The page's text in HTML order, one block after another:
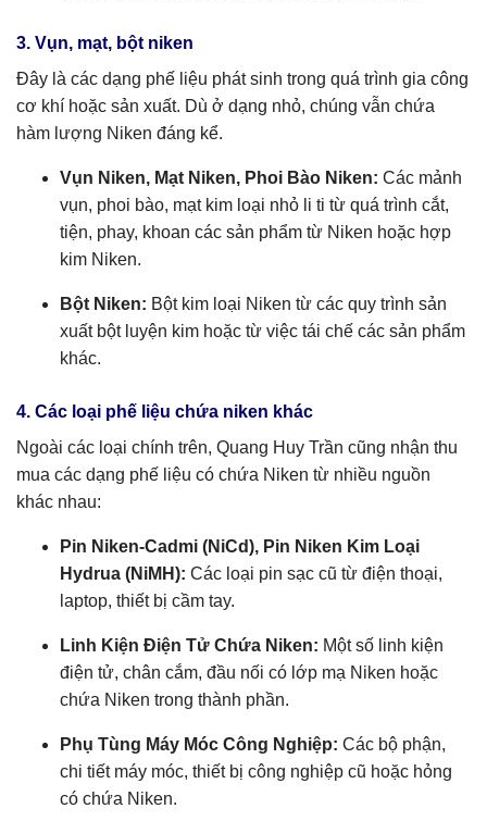
3. Vụn, mạt, bột niken
Đây là các dạng phế liệu phát sinh trong quá trình gia công
cơ khí hoặc sản xuất. Dù ở dạng nhỏ, chúng vẫn chứa
hàm lượng Niken đáng kể.
Vụn Niken, Mạt Niken, Phoi Bào Niken: Các mảnh
vụn, phoi bào, mạt kim loại nhỏ li ti từ quá trình cắt,
tiện, phay, khoan các sản phẩm từ Niken hoặc hợp
kim Niken.
Bột Niken: Bột kim loại Niken từ các quy trình sản
xuất bột luyện kim hoặc từ việc tái chế các sản phẩm
khác.
4. Các loại phế liệu chứa niken khác
Ngoài các loại chính trên, Quang Huy Trần cũng nhận thu
mua các dạng phế liệu có chứa Niken từ nhiều nguồn
khác nhau:
Pin Niken-Cadmi (NiCd), Pin Niken Kim Loại
Hydrua (NiMH): Các loại pin sạc cũ từ điện thoại,
laptop, thiết bị cầm tay.
Linh Kiện Điện Tử Chứa Niken: Một số linh kiện
điện tử, chân cắm, đầu nối có lớp mạ Niken hoặc
chứa Niken trong thành phần.
Phụ Tùng Máy Móc Công Nghiệp: Các bộ phận,
chi tiết máy móc, thiết bị công nghiệp cũ hoặc hỏng
có chứa Niken.